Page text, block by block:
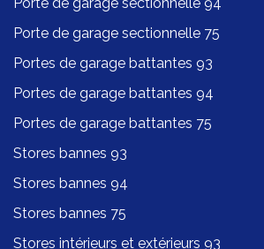
Porte de garage sectionnelle 75
Portes de garage battantes 93
Portes de garage battantes 94
Portes de garage battantes 75
Stores bannes 93
Stores bannes 94
Stores bannes 75
Stores intérieurs et extérieurs 93